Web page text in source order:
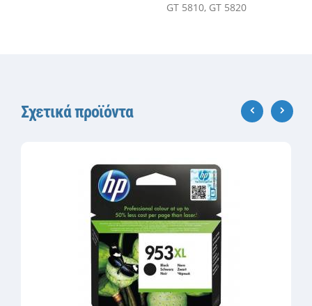
GT 5810, GT 5820
Σχετικά προϊόντα